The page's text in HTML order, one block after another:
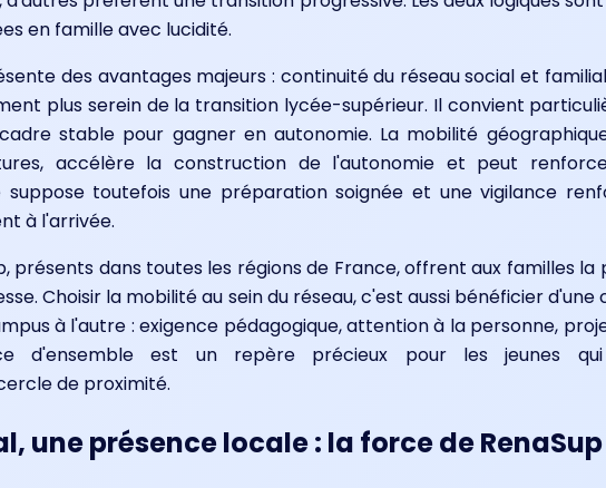
en famille avec lucidité.
des avantages majeurs : continuité du réseau social et
plus serein de la transition lycée-supérieur. Il convient
stable pour gagner en autonomie. La mobilité
accélère la construction de l'autonomie et peut
suppose toutefois une préparation soignée et une vigilance
à l'arrivée.
présents dans toutes les régions de France, offrent aux familles la
Choisir la mobilité au sein du réseau, c'est aussi bénéficier d'une
à l'autre : exigence pédagogique, attention à la personne,
d'ensemble est un repère précieux pour les jeunes qui
de proximité.
une présence locale : la force de RenaSup